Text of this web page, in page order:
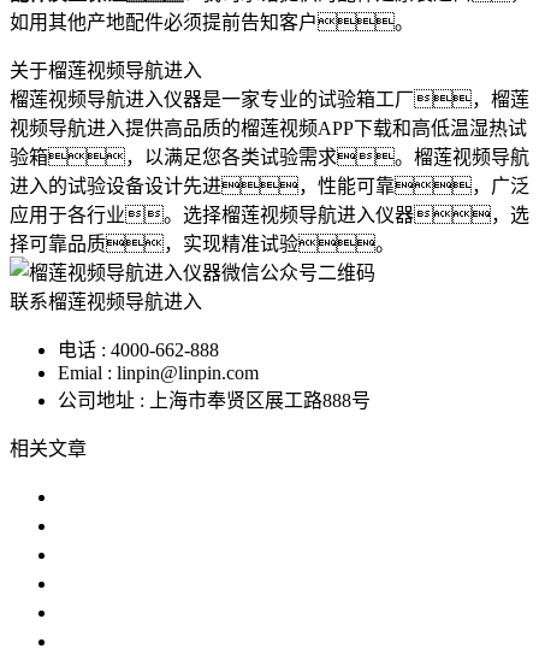
如用其他产地配件必须提前告知客户。
关于榴莲视频导航进入
榴莲视频导航进入仪器是一家专业的试验箱工厂，榴莲
视频导航进入提供高品质的榴莲视频APP下载和高低温湿热试
验箱，以满足您各类试验需求。榴莲视频导航
进入的试验设备设计先进，性能可靠，广泛
应用于各行业。选择榴莲视频导航进入仪器，选
择可靠品质，实现精准试验。
联系榴莲视频导航进入
电话 : 4000-662-888
Emial : linpin@linpin.com
公司地址 : 上海市奉贤区展工路888号
相关文章